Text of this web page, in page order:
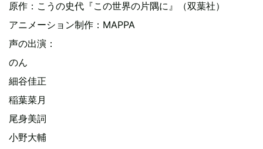
原作：こうの史代『この世界の片隅に』（双葉社）
アニメーション制作：MAPPA
声の出演：
のん
細谷佳正
稲葉菜月
尾身美詞
小野大輔